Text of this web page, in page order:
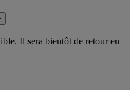
Il sera bientôt de retour en